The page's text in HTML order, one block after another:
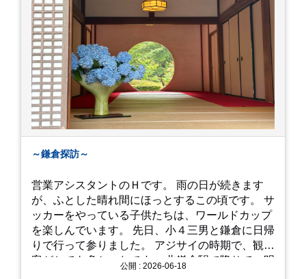
～鎌倉探訪～
営業アシスタントのＨです。 雨の日が続きます
が、ふとした晴れ間にほっとするこの頃です。 サ
ッカーをやっている子供たちは、ワールドカップ
を楽しんでいます。 先日、小４三男と鎌倉に日帰
りで行って参りました。 アジサイの時期で、観光
客がとても多かったです。 北鎌倉駅で降りて、明
公開 : 2026-06-18